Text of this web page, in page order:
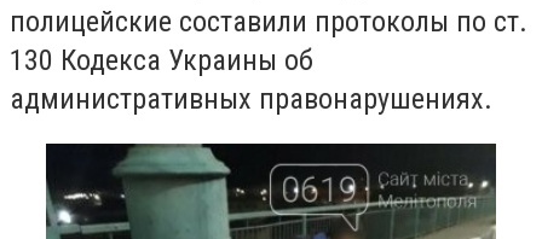
полицейские составили протоколы по ст.
130 Кодекса Украины об
административных правонарушениях.